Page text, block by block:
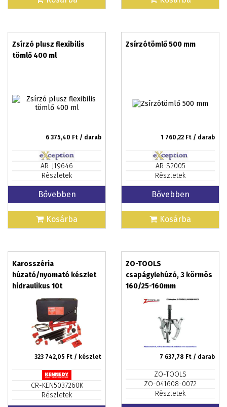
Zsírzó plusz flexibilis
tömlő 400 ml
6 375,40 Ft / darab
AR-J19646
Részletek
Bővebben
Kosárba
Zsírzótömlő 500 mm
1 760,22 Ft / darab
AR-S2005
Részletek
Bővebben
Kosárba
Karosszéria
húzató/nyomató készlet
hidraulikus 10t
323 742,05 Ft / készlet
CR-KEN5037260K
Részletek
ZO-TOOLS
csapágylehúzó, 3 körmös
160/25-160mm
7 637,78 Ft / darab
ZO-TOOLS
ZO-041608-0072
Részletek